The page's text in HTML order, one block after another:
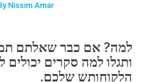
Nissim Amar
למה? אם כבר שאלתם
ותגלו למה סקרים יכולים
הלקוחותש שלכם.